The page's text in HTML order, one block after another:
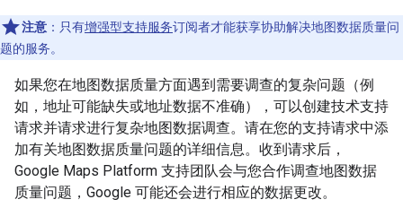
注意 ：只有增强型支持服务订阅者才能获享协助解决地图数据质量问
题的服务。
如果您在地图数据质量方面遇到需要调查的复杂问题（例
如，地址可能缺失或地址数据不准确），可以创建技术支持
请求并请求进行复杂地图数据调查。请在您的支持请求中添
加有关地图数据质量问题的详细信息。收到请求后，
Google Maps Platform 支持团队会与您合作调查地图数据
质量问题，Google 可能还会进行相应的数据更改。